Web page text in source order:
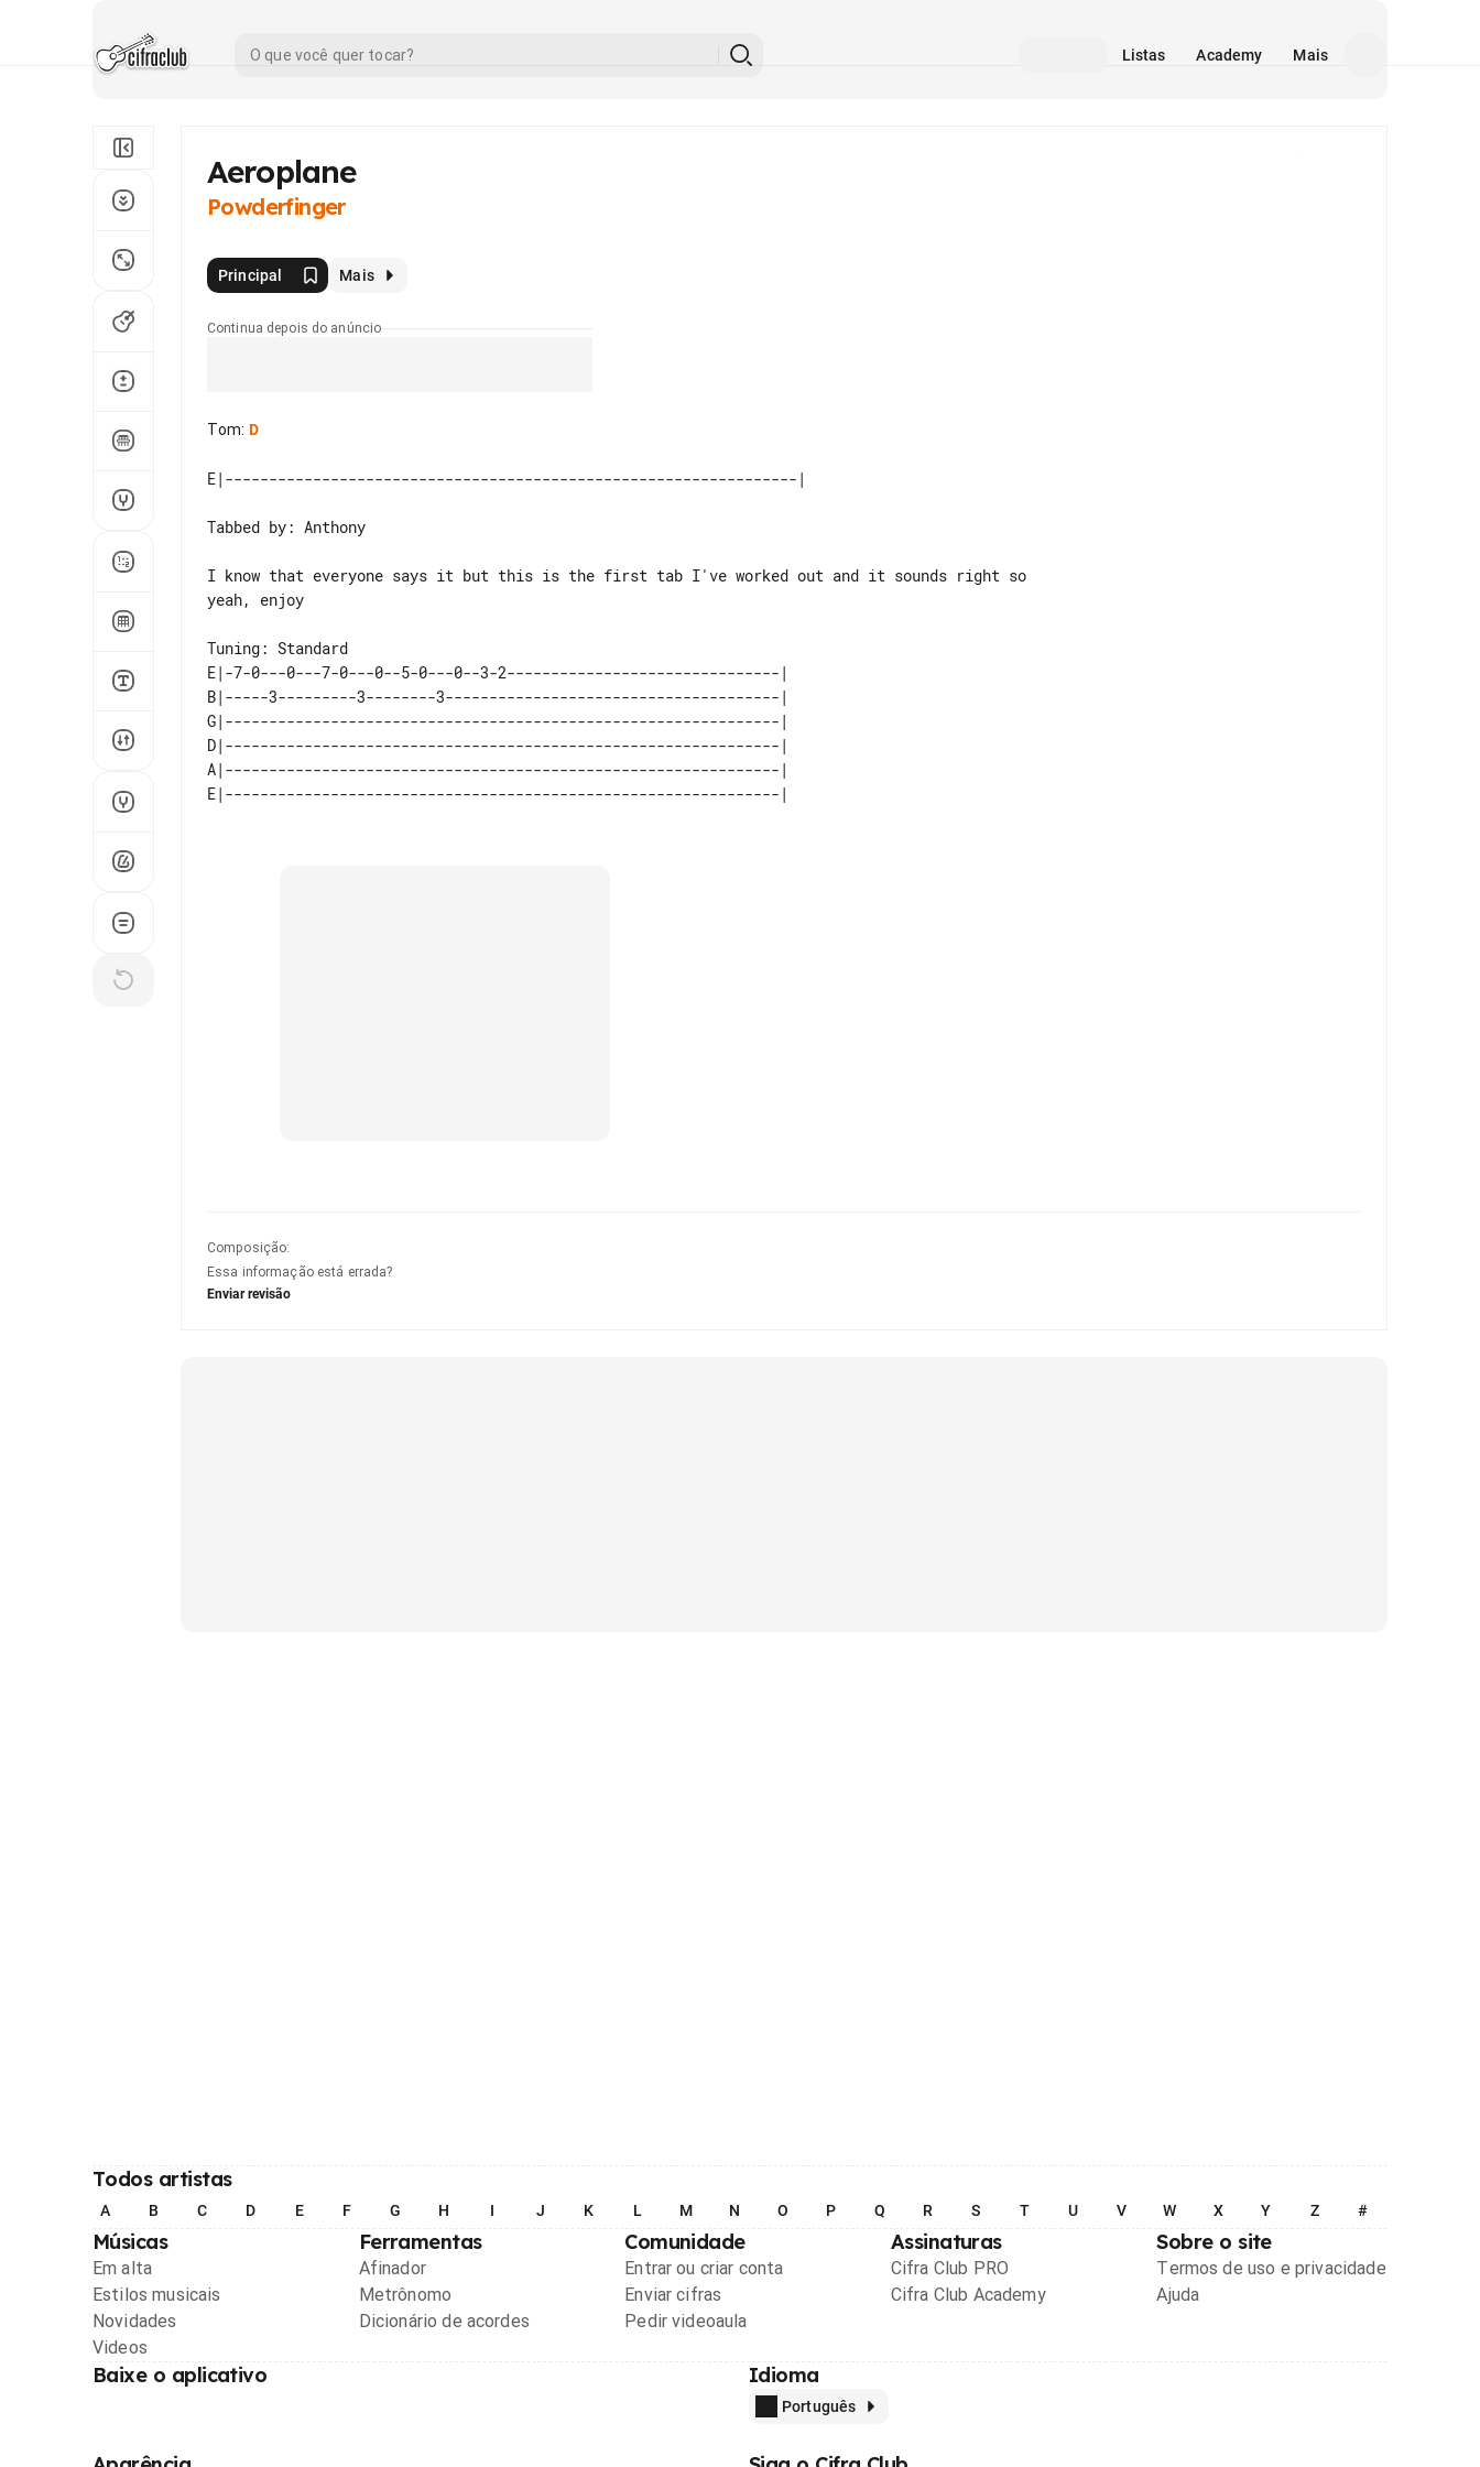
Listas Academy Mais
Aeroplane
Powderfinger
Principal Mais
Continua depois do anúncio
Tom: D
Tabbed by: Anthony
I know that everyone says it but this is the first tab I've worked out and it sounds right so
yeah, enjoy
E|-7-0---0---7-0---0--5-0---0--3-2-------------------------------|
B|-----3---------3--------3--------------------------------------|
G|---------------------------------------------------------------|
D|---------------------------------------------------------------|
A|---------------------------------------------------------------|
Composição:
Essa informação está errada?
Enviar revisão
Todos artistas
A B C D E F G H I J K L M N O P Q R S T U V W X Y Z #
Músicas
Em alta
Estilos musicais
Novidades
Videos
Ferramentas
Afinador
Metrônomo
Dicionário de acordes
Comunidade
Entrar ou criar conta
Enviar cifras
Pedir videoaula
Assinaturas
Cifra Club PRO
Cifra Club Academy
Sobre o site
Termos de uso e privacidade
Ajuda
Baixe o aplicativo Idioma
Português